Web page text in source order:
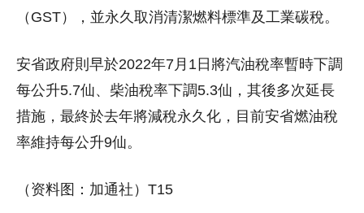
（GST），並永久取消清潔燃料標準及工業碳稅。
安省政府則早於2022年7月1日將汽油稅率暫時下調
每公升5.7仙、柴油稅率下調5.3仙，其後多次延長
措施，最終於去年將減稅永久化，目前安省燃油稅
率維持每公升9仙。
（资料图：加通社）T15